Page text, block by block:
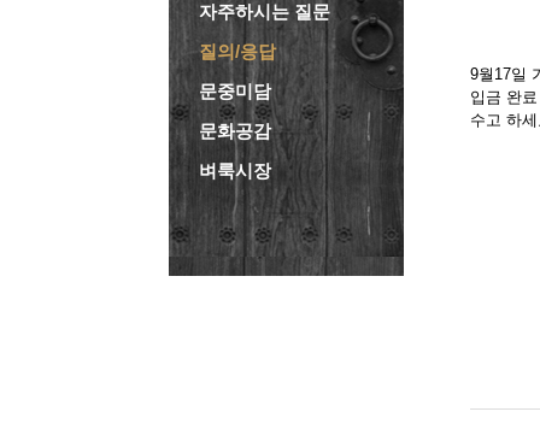
자주하시는 질문
질의/응답
문중미담
문화공감
벼룩시장
9월17일
입금 완
수고 하